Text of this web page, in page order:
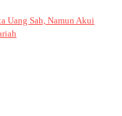
Uang Sah, Namun Akui